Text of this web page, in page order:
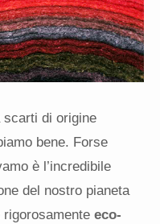
scarti di origine
bene. Forse
è l’incredibile
del nostro pianeta
rigorosamente eco-